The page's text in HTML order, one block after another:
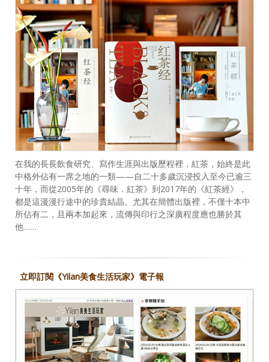
在我的長長飲食研究、寫作生涯與出版歷程裡，紅茶，始終是此
中格外佔有一席之地的一類——自二十多歲沉浸投入至今已逾三
十年，而從2005年的《尋味．紅茶》到2017年的《紅茶經》，
都是這漫漫行途中的珍貴結晶。尤其在簡體出版裡，不僅十本中
所佔有二，且兩本加起來，流傳與印行之深廣程度應也勝於其
他……
立即訂閱《Yilan美食生活玩家》電子報